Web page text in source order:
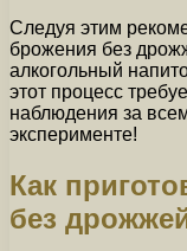
Следуя этим
брожения без
алкогольный
этот процесс
наблюдения за
эксперименте!
Как
без